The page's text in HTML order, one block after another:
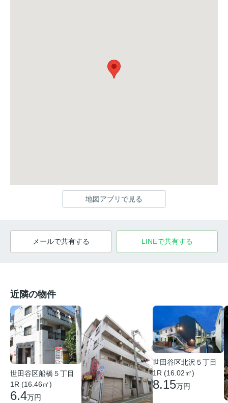
地図アプリで見る
メールで共有する LINEで共有する
近隣の物件
世田谷区船橋５丁目
1R (16.46㎡)
6.4万円
世田谷区北沢５丁目
1R (16.02㎡)
8.15万円